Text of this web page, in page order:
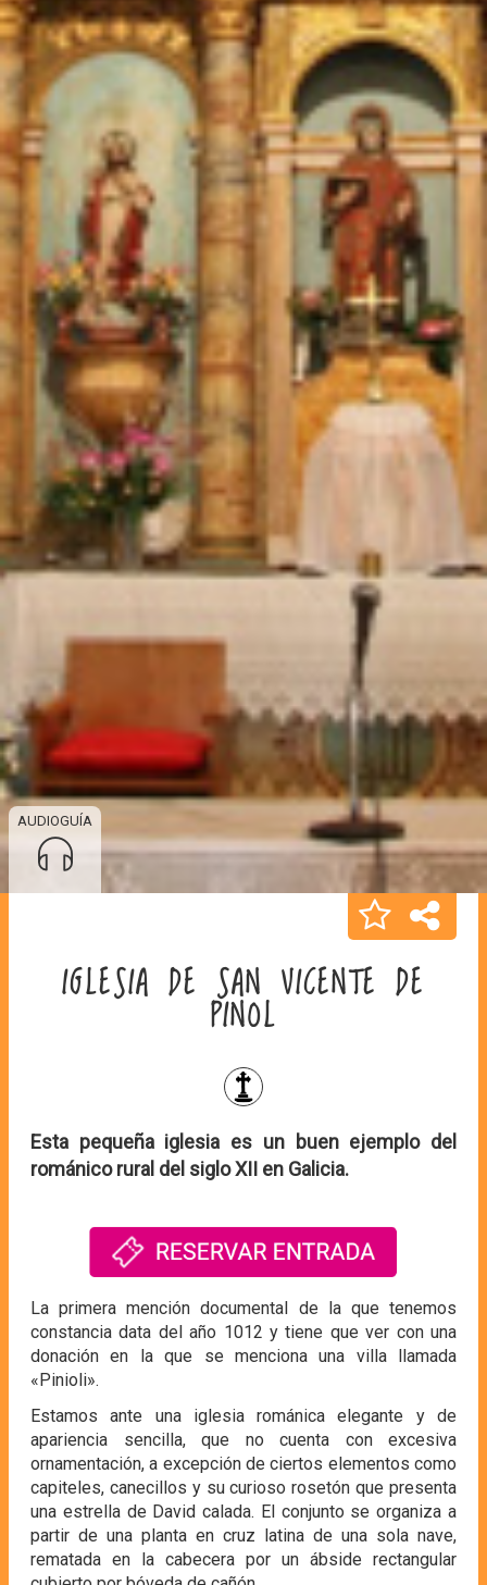
AUDIOGUÍA
IGLESIA DE SAN VICENTE DE
PINOL
Esta pequeña iglesia es un buen ejemplo del
románico rural del siglo XII en Galicia.
La primera mención documental de la que tenemos
constancia data del año 1012 y tiene que ver con una
donación en la que se menciona una villa llamada
«Pinioli».
Estamos ante una iglesia románica elegante y de
apariencia sencilla, que no cuenta con excesiva
ornamentación, a excepción de ciertos elementos como
capiteles, canecillos y su curioso rosetón que presenta
una estrella de David calada. El conjunto se organiza a
partir de una planta en cruz latina de una sola nave,
rematada en la cabecera por un ábside rectangular